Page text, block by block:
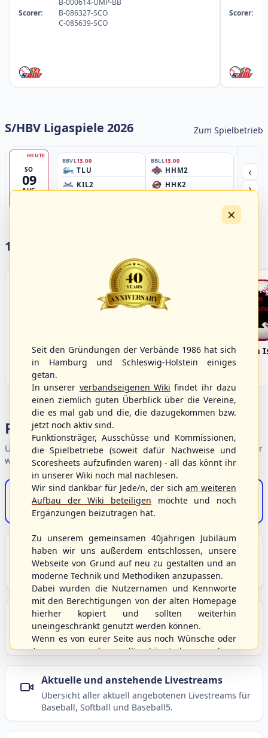
B-000614-UMP-BB
Scorer:
B-086327-SCO
C-085639-SCO
Scorer:
S/HBV Ligaspiele 2026 Zum Spielbetrieb
SO
09
AUG
HEUTE
BBVL13:00
TLU
KIL2
BBLL13:00
HHM2
HHK2
Ballpark
‹
›
17 Vereine im S/HBV
Bargenstedt
Beavers
Elmshorn Alligators Fehmarn
Portalbereiche
Übersicht der Verbandsbereiche – wählen Sie einen Einstieg für
weiterführende Informationen.
S/HBV-Shop
Der Onlineshop des S/HBV
Unser Sport
Grundlagen und Hintergründe zu Baseball, Softball
und Baseball5.
Berichte und Neuigkeiten
Aktuelle Meldungen, Berichte und Nachrichten aus
dem S/HBV, Deutschland und der Welt.
Aktuelle und anstehende Livestreams
Übersicht aller aktuell angebotenen Livestreams für
Baseball, Softball und Baseball5.
×
Seit den Gründungen der Verbände 1986 hat sich
in Hamburg und Schleswig-Holstein einiges
getan.
In unserer verbandseigenen Wiki findet ihr dazu
einen ziemlich guten Überblick über die Vereine,
die es mal gab und die, die dazugekommen bzw.
jetzt noch aktiv sind.
Funktionsträger, Ausschüsse und Kommissionen,
die Spielbetriebe (soweit dafür Nachweise und
Scoresheets aufzufinden waren) - all das könnt ihr
in unserer Wiki noch mal nachlesen.
Wir sind dankbar für Jede/n, der sicham weiteren
Aufbau der Wiki beteiligen möchte und noch
Ergänzungen beizutragen hat.
Zu unserem gemeinsamen 40jährigen Jubiläum
haben wir uns außerdem entschlossen, unsere
Webseite von Grund auf neu zu gestalten und an
moderne Technik und Methodiken anzupassen.
Dabei wurden die Nutzernamen und Kennworte
mit den Berechtigungen von der alten Homepage
hierher kopiert und sollten weiterhin
uneingeschränkt genutzt werden können.
Wenn es von eurer Seite aus noch Wünsche oder
Anregungen geben sollte, könnt ihr uns diese
gerne an die Verbandsadresseinfo@shbvnet.de
schicken.